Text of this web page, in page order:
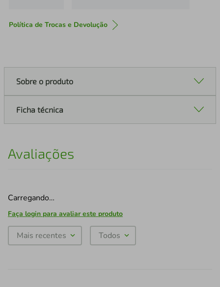
Política de Trocas e Devolução
Sobre o produto
Ficha técnica
Avaliações
Carregando…
Faça login para avaliar este produto
Mais recentes Todos